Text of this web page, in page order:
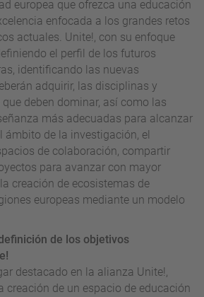
europea que ofrezca una educación
enfocada a los grandes retos
actuales. Unite!, con su enfoque
el perfil de los futuros
identificando las nuevas
adquirir, las disciplinas y
deben dominar, así como las
más adecuadas para alcanzar
ámbito de la investigación, el
de colaboración, compartir
para avanzar con mayor
creación de ecosistemas de
europeas mediante un modelo
de los objetivos
destacado en la alianza Unite!,
creación de un espacio de educación